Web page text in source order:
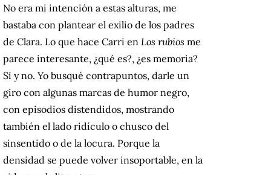
No era mi intención a estas alturas, me
bastaba con plantear el exilio de los padres
de Clara. Lo que hace Carri en Los rubios me
parece interesante, ¿qué es?, ¿es memoria?
Sí y no. Yo busqué contrapuntos, darle un
giro con algunas marcas de humor negro,
con episodios distendidos, mostrando
también el lado ridículo o chusco del
sinsentido o de la locura. Porque la
densidad se puede volver insoportable, en la